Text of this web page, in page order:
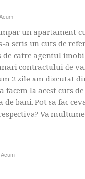
un apartament
a scris un curs de
catre agentul
contractului de
2 zile am discutat
facem la acest curs
bani. Pot sa fac
Va